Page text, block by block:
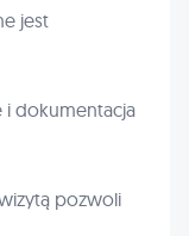
jest
i dokumentacja
pozwoli